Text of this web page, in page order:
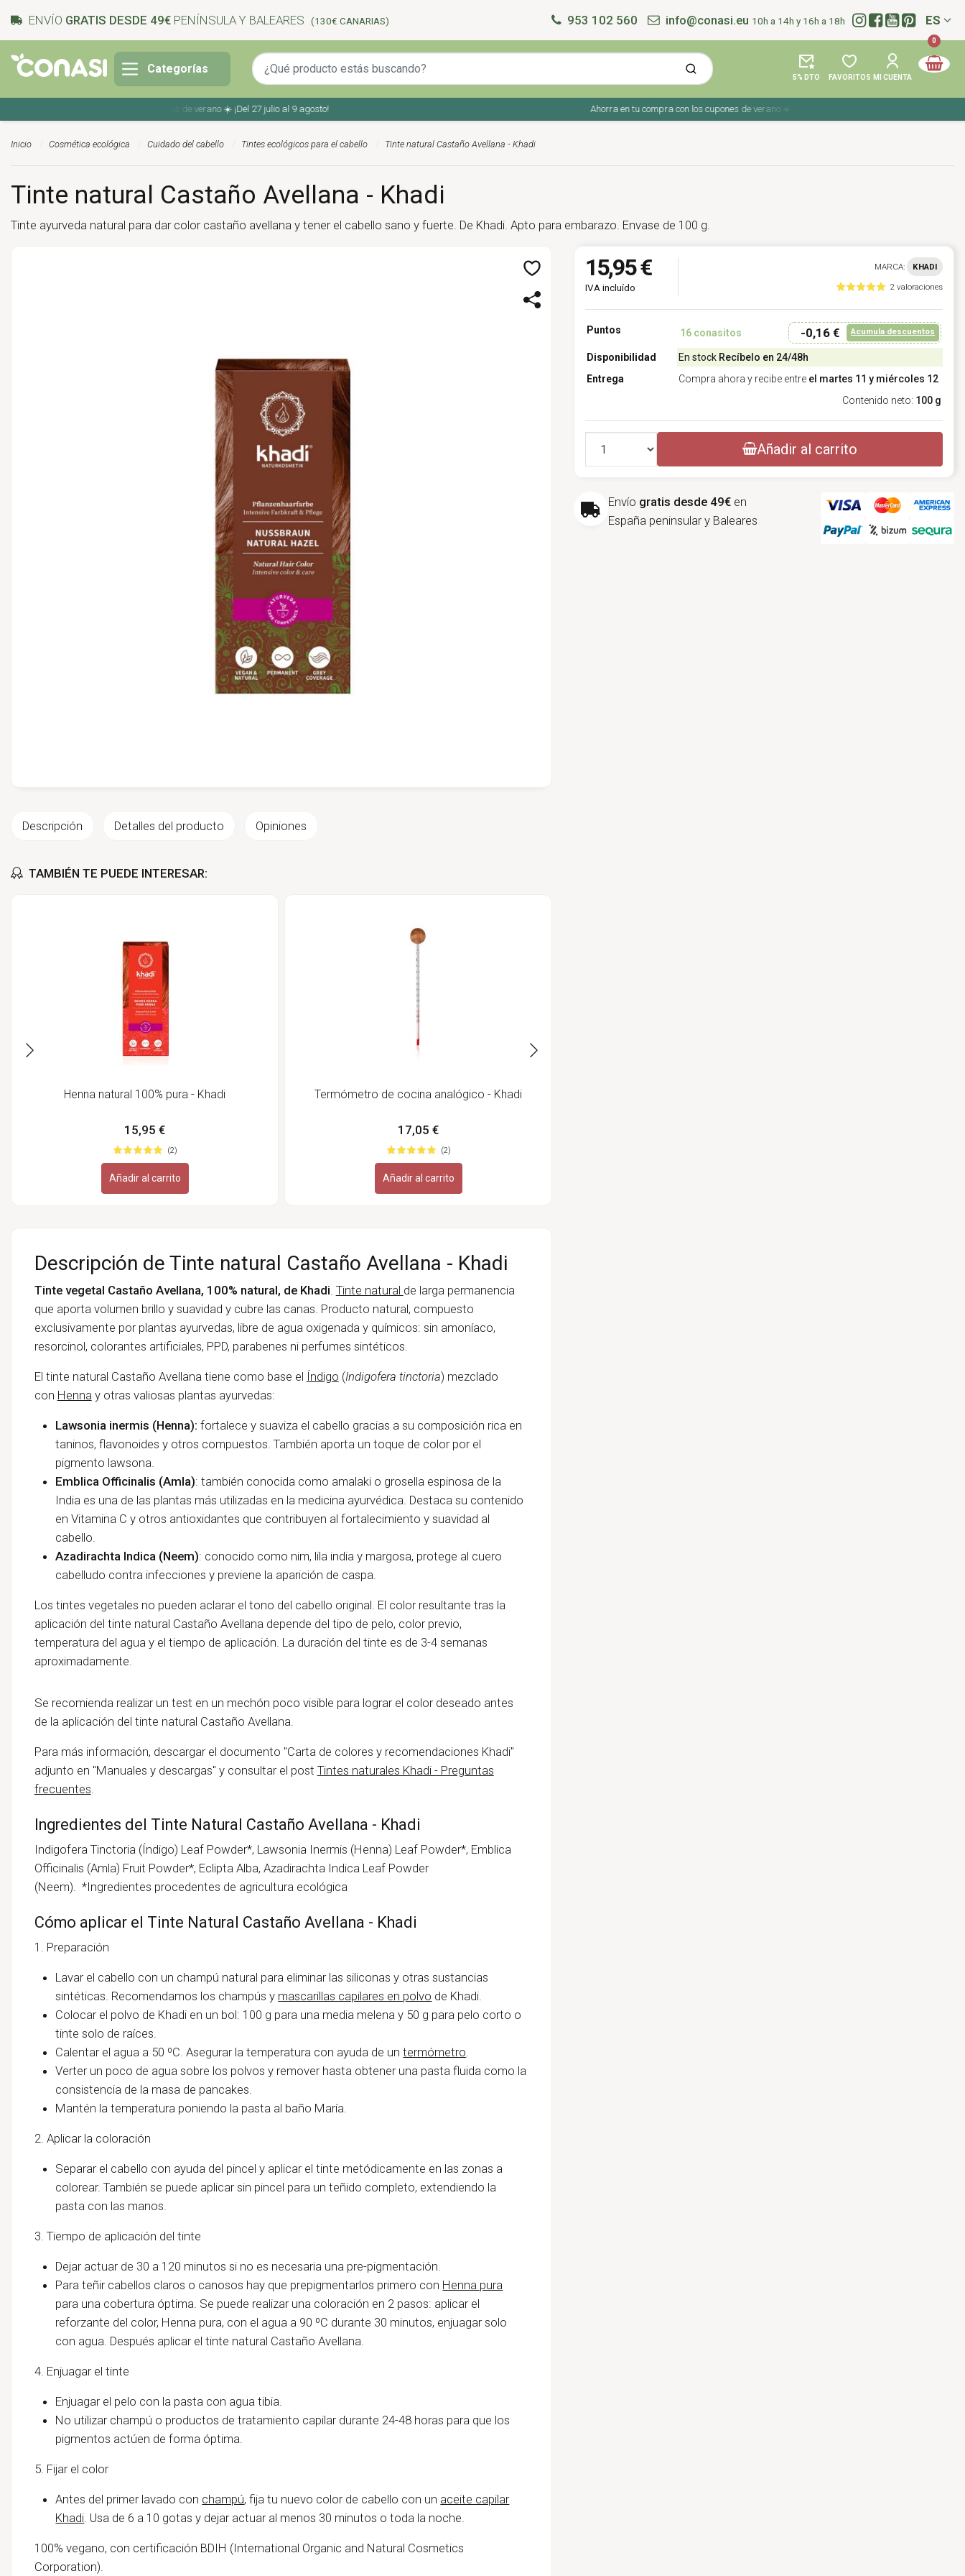
ENVÍO GRATIS DESDE 49€ PENÍNSULA Y BALEARES (130€ CANARIAS) 953 102 560 info@conasi.eu 10h a 14h y 16h a 18h Idioma:
ES
Categorías
5% DTO FAVORITOS MI CUENTA
0
Ahorra en tu compra con los cupones de verano ☀️ ¡Del 27 julio al 9 agosto! Ahorra en tu compra con los cupones de verano ☀️ ¡Del 27 julio al 9 agosto!
Inicio Cosmética ecológica Cuidado del cabello Tintes ecológicos para el cabello Tinte natural Castaño Avellana - Khadi
Tinte natural Castaño Avellana - Khadi
Tinte ayurveda natural para dar color castaño avellana y tener el cabello sano y fuerte. De Khadi. Apto para embarazo. Envase de 100 g.
Descripción Detalles del producto Opiniones
TAMBIÉN TE PUEDE INTERESAR:
Henna natural 100% pura - Khadi
15,95 €
(2)
Añadir al carrito
Termómetro de cocina analógico - Khadi
17,05 €
(2)
Añadir al carrito
Descripción de Tinte natural Castaño Avellana - Khadi
Tinte vegetal Castaño Avellana, 100% natural, de Khadi Tinte natural de larga permanencia
que aporta volumen brillo y suavidad y cubre las canas. Producto natural, compuesto
exclusivamente por plantas ayurvedas, libre de agua oxigenada y químicos: sin amoníaco,
resorcinol, colorantes artificiales, PPD, parabenes ni perfumes sintéticos.
El tinte natural Castaño Avellana tiene como base el Índigo (Indigofera tinctoria) mezclado
con Henna y otras valiosas plantas ayurvedas:
Lawsonia inermis (Henna):fortalece y suaviza el cabello gracias a su composición rica en
taninos, flavonoides y otros compuestos. También aporta un toque de color por el
pigmento lawsona.
Emblica Officinalis (Amla): también conocida como amalaki o grosella espinosa de la
India es una de las plantas más utilizadas en la medicina ayurvédica. Destaca su contenido
en Vitamina C y otros antioxidantes que contribuyen al fortalecimiento y suavidad al
cabello.
Azadirachta Indica (Neem): conocido como nim, lila india y margosa, protege al cuero
cabelludo contra infecciones y previene la aparición de caspa.
Los tintes vegetales no pueden aclarar el tono del cabello original. El color resultante tras la
aplicación del tinte natural Castaño Avellana depende del tipo de pelo, color previo,
temperatura del agua y el tiempo de aplicación. La duración del tinte es de 3-4 semanas
aproximadamente.
Se recomienda realizar un test en un mechón poco visible para lograr el color deseado antes
de la aplicación del tinte natural Castaño Avellana.
Para más información, descargar el documento "Carta de colores y recomendaciones Khadi"
adjunto en "Manuales y descargas" y consultar el post Tintes naturales Khadi - Preguntas
frecuentes
Ingredientes del Tinte Natural Castaño Avellana - Khadi
Indigofera Tinctoria (Índigo) Leaf Powder*, Lawsonia Inermis (Henna) Leaf Powder*, Emblica
Officinalis (Amla) Fruit Powder*, Eclipta Alba, Azadirachta Indica Leaf Powder
(Neem). *Ingredientes procedentes de agricultura ecológica
Cómo aplicar el Tinte Natural Castaño Avellana - Khadi
1. Preparación
Lavar el cabello con un champú natural para eliminar las siliconas y otras sustancias
sintéticas. Recomendamos los champús y mascarillas capilares en polvo de Khadi.
Colocar el polvo de Khadi en un bol: 100 g para una media melena y 50 g para pelo corto o
tinte solo de raíces.
Calentar el agua a 50 ºC. Asegurar la temperatura con ayuda de untermómetro
Verter un poco de agua sobre los polvos y remover hasta obtener una pasta fluida como la
consistencia de la masa de pancakes.
Mantén la temperatura poniendo la pasta al baño María.
2. Aplicar la coloración
Separar el cabello con ayuda del pincel y aplicar el tinte metódicamente en las zonas a
colorear. También se puede aplicar sin pincel para un teñido completo, extendiendo la
pasta con las manos.
3. Tiempo de aplicación del tinte
Dejar actuar de 30 a 120 minutos si no es necesaria una pre-pigmentación.
Para teñir cabellos claros o canosos hay que prepigmentarlos primero con Henna pura
para una cobertura óptima. Se puede realizar una coloración en 2 pasos: aplicar el
reforzante del color, Henna pura, con el agua a 90 ºC durante 30 minutos, enjuagar solo
con agua. Después aplicar el tinte natural Castaño Avellana.
4. Enjuagar el tinte
Enjuagar el pelo con la pasta con agua tibia.
No utilizar champú o productos de tratamiento capilar durante 24-48 horas para que los
pigmentos actúen de forma óptima.
5. Fijar el color
Antes del primer lavado con champú, fija tu nuevo color de cabello con un aceite capilar
Khadi . Usa de 6 a 10 gotas y dejar actuar al menos 30 minutos o toda la noche.
100% vegano, con certificación BDIH (International Organic and Natural Cosmetics
Corporation).
15,95 €
IVA incluído
MARCA:
KHADI
2 valoraciones
Puntos 16conasitos -0,16 € Acumula descuentos
Disponibilidad En stock Recíbelo en 24/48h
Entrega
Compra ahora y recibe entre el martes 11 y miércoles 12
Contenido neto: 100 g
Cantidad Añadir al carrito
Envío gratis desde 49€ en
España peninsular y Baleares